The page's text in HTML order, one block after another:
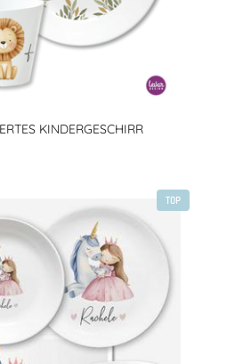
KINDERGESCHIRR
TOP